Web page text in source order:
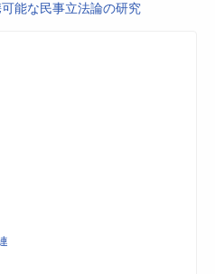
能な民事立法論の研究